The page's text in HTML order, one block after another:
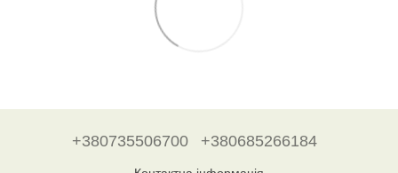
+380735506700 +380685266184